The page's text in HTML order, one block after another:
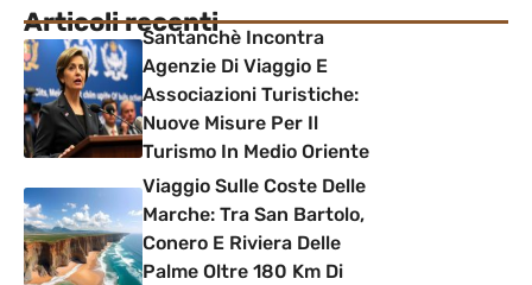
Articoli recentiSantanchè Incontra
Agenzie Di Viaggio E
Associazioni Turistiche:
Nuove Misure Per Il
Turismo In Medio Oriente
Viaggio Sulle Coste Delle
Marche: Tra San Bartolo,
Conero E Riviera Delle
Palme Oltre 180 Km Di